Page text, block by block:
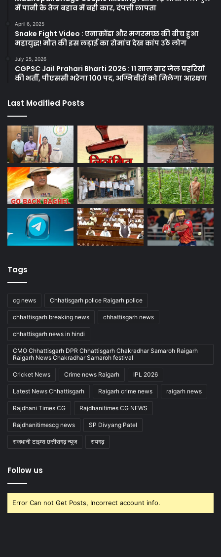
में पानी के तेज बहाव में बही कार, दंपत्ती लापता
April 6, 2025
Snake Fight Video : एनाकोंडा और मगरमच्छ की बीच हुआ
महायुद्ध! मौत की इस लड़ाई का रोमांच देख कांप उठे लोग
July 25, 2026
CGPSC Jail Prahari Bharti 2026 : 11 साल बाद जेल प्रहरियों
की भर्ती, पीएससी भरेगा 100 पद, अग्निवीरों को मिलेगा आरक्षण
Last Modified Posts
Tags
cg news Chhatisgarh police Raigarh police
chhattisgarh breaking news chhattisgarh news
chhattisgarh news in hindi
CMO Chhattisgarh DPR Chhattisgarh Chakradhar Samaroh Raigarh
Raigarh News Chakradhar Samaroh festival
Cricket News Crime news Raigarh IPL 2026
Latest News Chhattisgarh Raigarh crime news raigarh news
Rajdhani Times CG Rajdhanitimes CG NEWS
Rajdhanitimescg news SP Divyang Patel
राजधानी टाइम्स छत्तीसगढ़ न्यूज रायगढ़
Follow us
Error Can not Get Posts, Incorrect account info.